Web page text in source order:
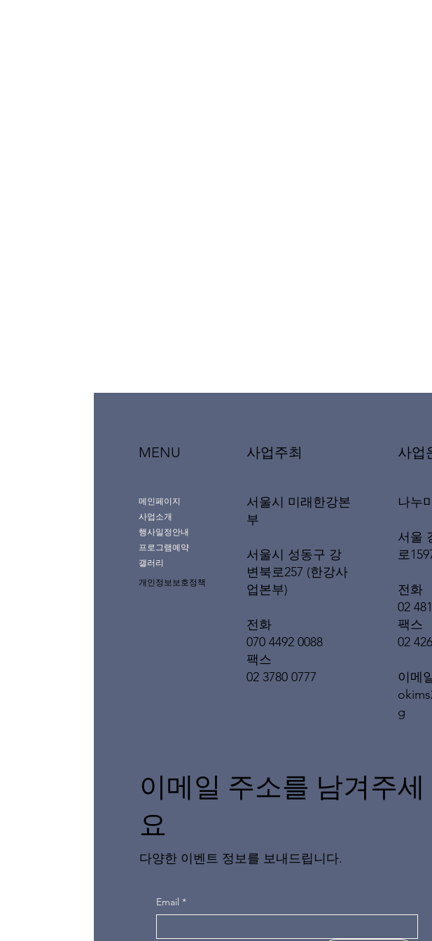
MENU
메인페이지
사업소개
행사일정안내
프로그램예약
갤러리
개인정보보호정책
사업주최
서울시 미래한강본
부
서울시 성동구 강
변북로257 (한강사
업본부)
전화
070 4492 0088
팩스
02 3780 0777
사업
나누
서울
로
전화
02
팩스
02
이메
g
이메일 주소를 남겨주세
요
다양한 이벤트 정보를 보내드립니다.
Email *